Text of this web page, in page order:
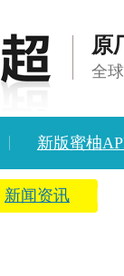
原
全
新版蜜柚
新闻资讯